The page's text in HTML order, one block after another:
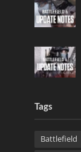
Tags
Battlefield